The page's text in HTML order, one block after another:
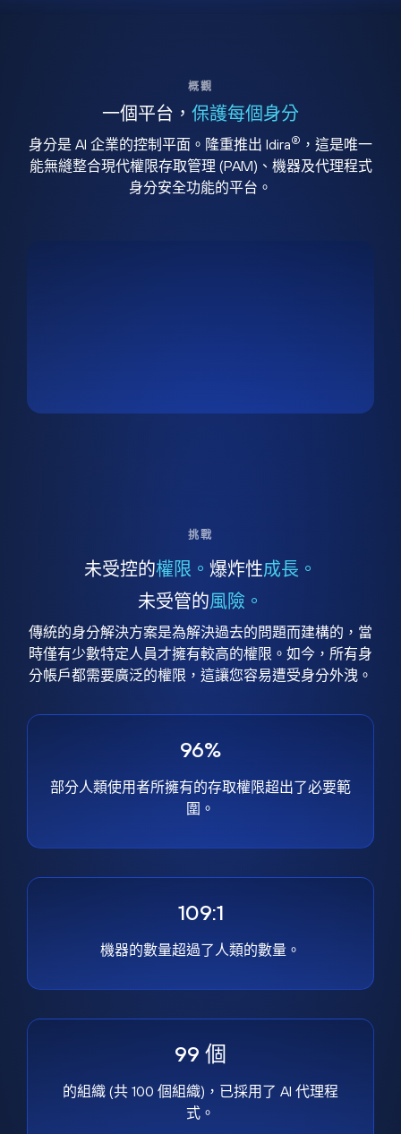
概觀
一個平台， 保護每個身分
身分是 AI 企業的控制平面。隆重推出 Idira® ，這是唯一
能無縫整合現代權限存取管理 (PAM)、機器及代理程式
身分安全功能的平台。
挑戰
未受控的權限。 爆炸性成長。
未受管的風險。
傳統的身分解決方案是為解決過去的問題而建構的，當
時僅有少數特定人員才擁有較高的權限。如今，所有身
分帳戶都需要廣泛的權限，這讓您容易遭受身分外洩。
96%
部分人類使用者所擁有的存取權限超出了必要範
圍。
109:1
機器的數量超過了人類的數量。
99 個
的組織 (共 100 個組織)，已採用了 AI 代理程
式。